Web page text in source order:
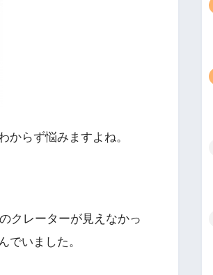
からず悩みますよね。
クレーターが見えなかっ
でいました。